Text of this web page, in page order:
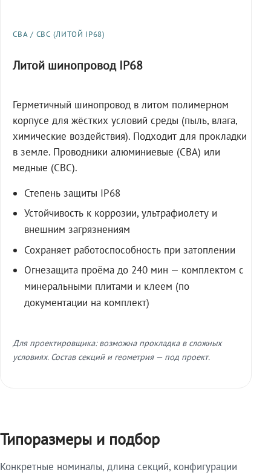
СВА / СВС (ЛИТОЙ IP68)
Литой шинопровод IP68
Герметичный шинопровод в литом полимерном
корпусе для жёстких условий среды (пыль, влага,
химические воздействия). Подходит для прокладки
в земле. Проводники алюминиевые (СВА) или
медные (СВС).
Степень защиты IP68
Устойчивость к коррозии, ультрафиолету и
внешним загрязнениям
Сохраняет работоспособность при затоплении
Огнезащита проёма до 240 мин — комплектом с
минеральными плитами и клеем (по
документации на комплект)
Для проектировщика: возможна прокладка в сложных
условиях. Состав секций и геометрия — под проект.
Типоразмеры и подбор
Конкретные номиналы, длина секций, конфигурации